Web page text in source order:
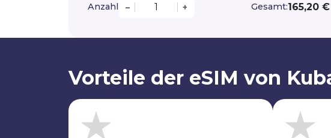
Anzahl – + Gesamt:165,20 €
Vorteile der eSIM von